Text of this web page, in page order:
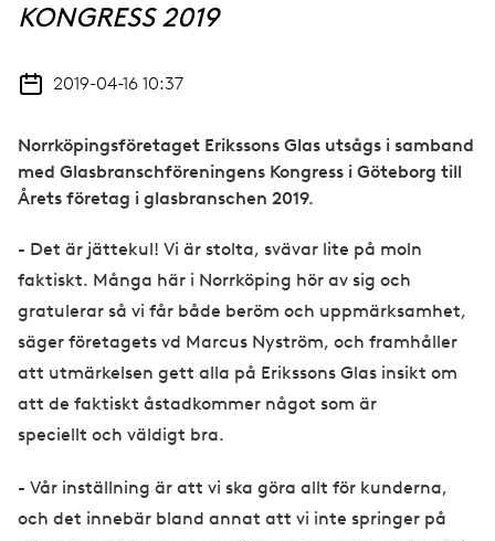
KONGRESS 2019
2019-04-16 10:37
Norrköpingsföretaget Erikssons Glas utsågs i samband
med Glasbranschföreningens Kongress i Göteborg till
Årets företag i glasbranschen 2019.
- Det är jättekul! Vi är stolta, svävar lite på moln
faktiskt. Många här i Norrköping hör av sig och
gratulerar så vi får både beröm och uppmärksamhet,
säger företagets vd Marcus Nyström, och framhåller
att utmärkelsen gett alla på Erikssons Glas insikt om
att de faktiskt åstadkommer något som är
speciellt och väldigt bra.
- Vår inställning är att vi ska göra allt för kunderna,
och det innebär bland annat att vi inte springer på